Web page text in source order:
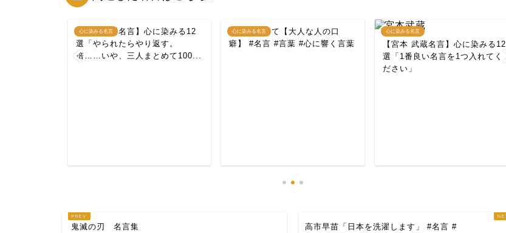
心に染みる名言
【半沢直樹名言】心に染みる12
選「やられたらやり返す。
倍……いや、三人まとめて100...
心に染みる名言
覚えておいて【大人な人の口
癖】 #名言 #言葉 #心に響く言葉
心に染みる名言
【宮本 武蔵名言】心に染みる12
選「1番良い名言を1つ入れてく
ださい」
鬼滅の刃 名言集
高市早苗「日本を洗濯します」 #名言 #